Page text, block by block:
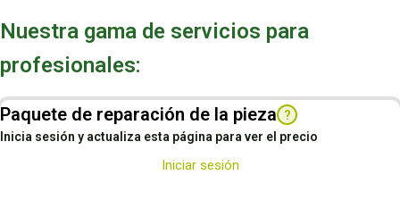
Nuestra gama de servicios para
profesionales:
Paquete de reparación de la pieza ?
Inicia sesión y actualiza esta página para ver el precio
Iniciar sesión